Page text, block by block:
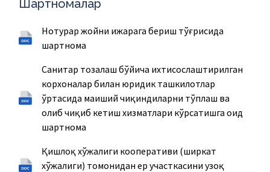
Шартномалар
Нотурар жойни ижарага бериш тўғрисида
шартнома
Санитар тозалаш бўйича ихтисослаштирилган
корхоналар билан юридик ташкилотлар
ўртасида маиший чиқиндиларни тўплаш ва
олиб чиқиб кетиш хизматлари кўрсатишга оид
шартнома
Қишлоқ хўжалиги кооперативи (ширкат
хўжалиги) томонидан ер участкасини узоқ